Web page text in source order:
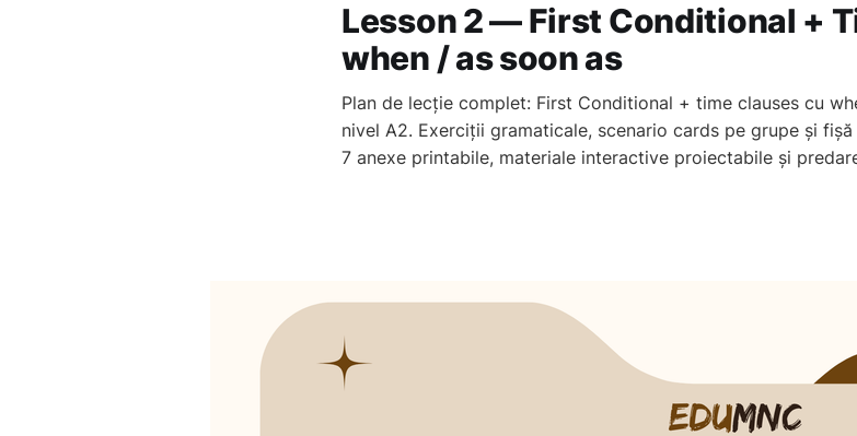
Lesson 2 — First Conditional +
when / as soon as
Plan de lecție complet: First Conditional + time clauses cu
nivel A2. Exerciții gramaticale, scenario cards pe grupe și
7 anexe printabile, materiale interactive proiectabile și